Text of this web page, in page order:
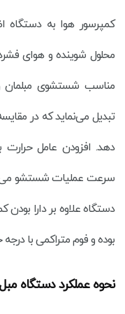
کمپرسور هوا به دستگاه
محلول شوینده و هوای
مناسب شستشوی مبلمان
تبدیل می‌نماید که در
دهد. افزودن عامل
سرعت عملیات شستشو می
دستگاه علاوه بر دارا
بوده و فوم متراکمی با درجه
نحوه عملکرد دستگاه